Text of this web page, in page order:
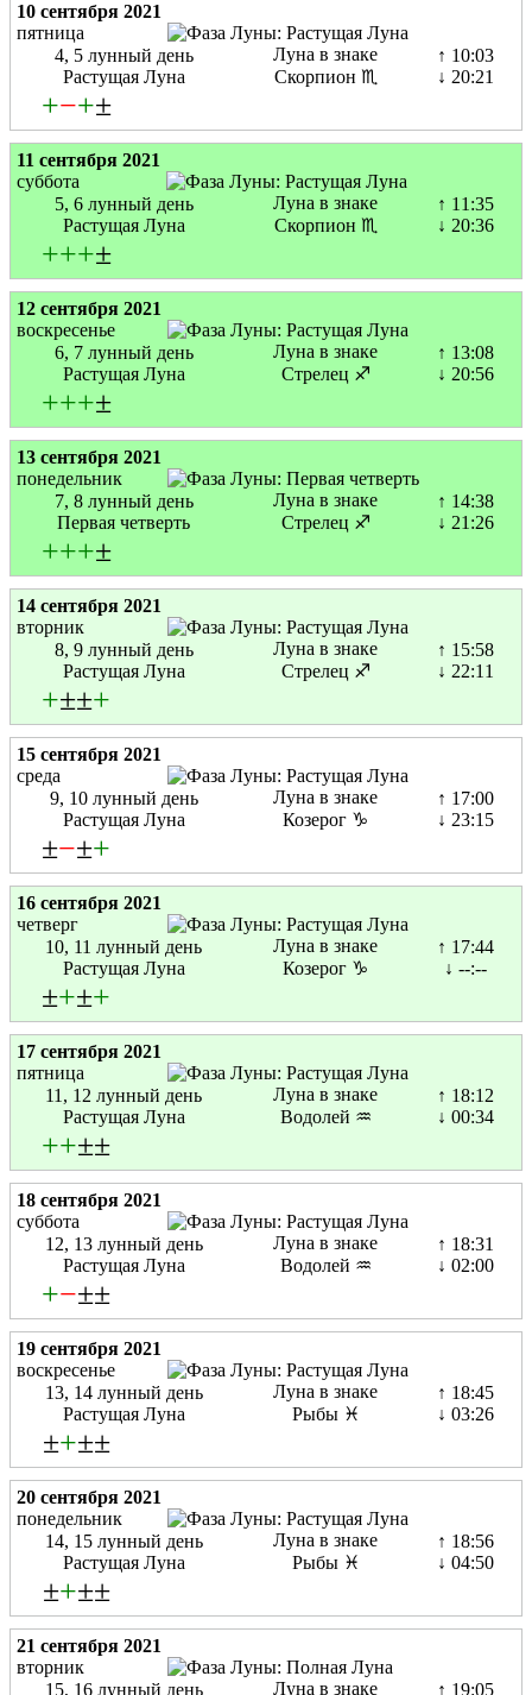
10 сентября 2021
пятница
4, 5 лунный день
Растущая Луна
Луна в знаке
Скорпион ♏
↑ 10:03
↓ 20:21
+−+±
11 сентября 2021
суббота
5, 6 лунный день
Растущая Луна
Луна в знаке
Скорпион ♏
↑ 11:35
↓ 20:36
+++±
12 сентября 2021
воскресенье
6, 7 лунный день
Растущая Луна
Луна в знаке
Стрелец ♐
↑ 13:08
↓ 20:56
+++±
13 сентября 2021
понедельник
7, 8 лунный день
Первая четверть
Луна в знаке
Стрелец ♐
↑ 14:38
↓ 21:26
+++±
14 сентября 2021
вторник
8, 9 лунный день
Растущая Луна
Луна в знаке
Стрелец ♐
↑ 15:58
↓ 22:11
+±±+
15 сентября 2021
среда
9, 10 лунный день
Растущая Луна
Луна в знаке
Козерог ♑
↑ 17:00
↓ 23:15
±−±+
16 сентября 2021
четверг
10, 11 лунный день
Растущая Луна
Луна в знаке
Козерог ♑
↑ 17:44
↓ --:--
±+±+
17 сентября 2021
пятница
11, 12 лунный день
Растущая Луна
Луна в знаке
Водолей ♒
↑ 18:12
↓ 00:34
++±±
18 сентября 2021
суббота
12, 13 лунный день
Растущая Луна
Луна в знаке
Водолей ♒
↑ 18:31
↓ 02:00
+−±±
19 сентября 2021
воскресенье
13, 14 лунный день
Растущая Луна
Луна в знаке
Рыбы ♓
↑ 18:45
↓ 03:26
±+±±
20 сентября 2021
понедельник
14, 15 лунный день
Растущая Луна
Луна в знаке
Рыбы ♓
↑ 18:56
↓ 04:50
±+±±
21 сентября 2021
вторник
15, 16 лунный день
Луна в знаке ↑ 19:05